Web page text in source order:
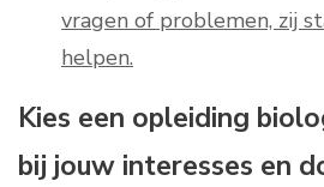
vragen of problemen, zij
helpen.
Kies een opleiding
bij jouw interesses en